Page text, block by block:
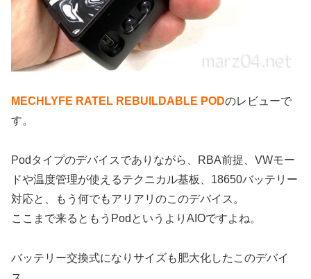
MECHLYFE RATEL REBUILDABLE PODのレビューで
す。
Podタイプのデバイスでありながら、RBA前提、VWモー
ドや温度管理が使えるテクニカル基板、18650バッテリー
対応と、もう何でもアリアリのこのデバイス。
ここまで来るともうPodというよりAIOですよね。
バッテリー交換式になりサイズも肥大化したこのデバイ